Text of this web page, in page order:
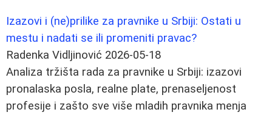
Izazovi i (ne)prilike za pravnike u Srbiji: Ostati u
mestu i nadati se ili promeniti pravac?
Radenka Vidljinović 2026-05-18
Analiza tržišta rada za pravnike u Srbiji: izazovi
pronalaska posla, realne plate, prenaseljenost
profesije i zašto sve više mladih pravnika menja